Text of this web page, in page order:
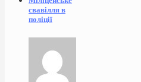
свавілля в
поліції